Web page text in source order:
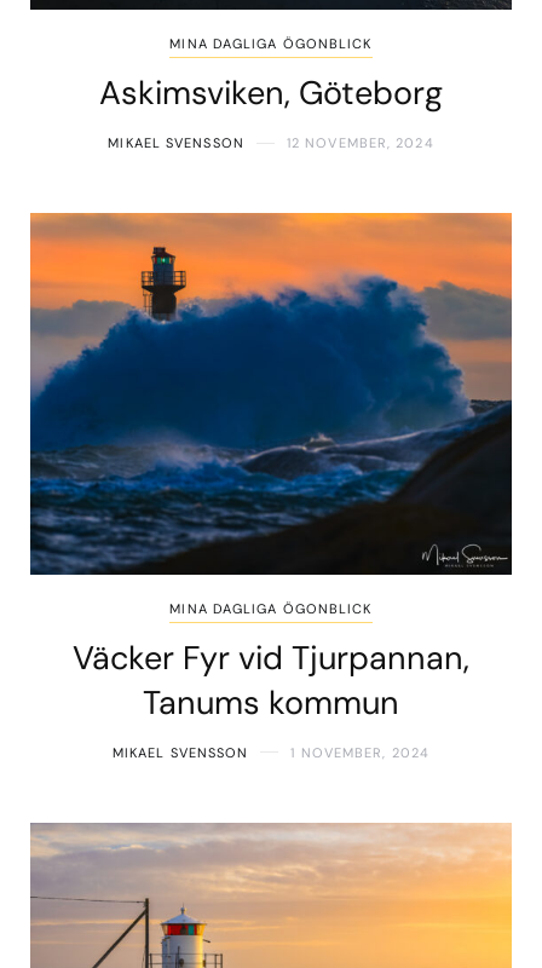
MINA DAGLIGA ÖGONBLICK
Askimsviken, Göteborg
MIKAEL SVENSSON 12 NOVEMBER, 2024
MINA DAGLIGA ÖGONBLICK
Väcker Fyr vid Tjurpannan,
Tanums kommun
MIKAEL SVENSSON 1 NOVEMBER, 2024